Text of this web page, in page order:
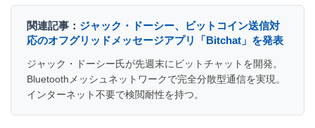
関連記事： ジャック・ドーシー、ビットコイン送信対
応のオフグリッドメッセージアプリ「Bitchat」を発表
ジャック・ドーシー氏が先週末にビットチャットを開発。
Bluetoothメッシュネットワークで完全分散型通信を実現。
インターネット不要で検閲耐性を持つ。